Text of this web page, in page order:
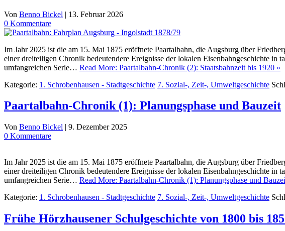
Von Benno Bickel | 13. Februar 2026
0 Kommentare
Im Jahr 2025 ist die am 15. Mai 1875 eröffnete Paartalbahn, die Augsburg über
einer dreiteiligen Chronik bedeutendere Ereignisse der lokalen Eisenbahngeschichte in
umfangreichen Serie… Read More: Paartalbahn-Chronik (2): Staatsbahnzeit bis 1920 »
Kategorie: 1. Schrobenhausen - Stadtgeschichte 7. Sozial-, Zeit-, Umweltgeschichte
Paartalbahn-Chronik (1): Planungsphase und Bauzeit
Von Benno Bickel | 9. Dezember 2025
0 Kommentare
Im Jahr 2025 ist die am 15. Mai 1875 eröffnete Paartalbahn, die Augsburg über
einer dreiteiligen Chronik bedeutendere Ereignisse der lokalen Eisenbahngeschichte in
umfangreichen Serie… Read More: Paartalbahn-Chronik (1): Planungsphase und
Kategorie: 1. Schrobenhausen - Stadtgeschichte 7. Sozial-, Zeit-, Umweltgeschichte
Frühe Hörzhausener Schulgeschichte von 1800 bis